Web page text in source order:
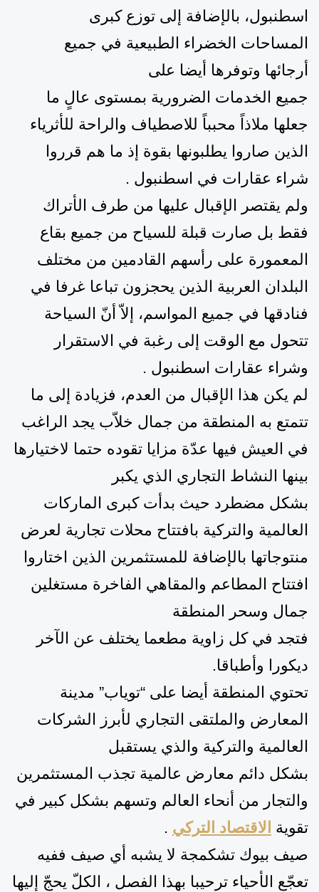
اسطنبول، بالإضافة إلى توزع كبرى
المساحات الخضراء الطبيعية في جميع
أرجائها وتوفر ها أيضا على
جميع الخدمات الضرورية بمستوى عالٍ ما
جعلها ملاذاً محبباً للاصطياف والراحة للأثرياء
الذين صاروا يطلبونها بقوة إذ ما هم قرروا
شراء عقارات في اسطنبول .
ولم يقتصر الإقبال عليها من طرف الأتراك
فقط بل صارت قبلة للسياح من جميع بقاع
المعمورة على رأسهم القادمين من مختلف
البلدان العربية الذين يحجزون تباعا غرفا في
فنادقها في جميع المواسم، إلاّ أنّ السياحة
تتحول مع الوقت إلى رغبة في الاستقرار
وشراء عقارات اسطنبول .
لم يكن هذا الإقبال من العدم، فزيادة إلى ما
تتمتع به المنطقة من جمال خلاّب يجد الراغب
في العيش فيها عدّة مزايا تقوده حتما لاختيارها
بينها
النشاط التجاري الذي يكبر
بشكل مضطرد حيث بدأت كبرى الماركات
العالمية والتركية بافتتاح محلات تجارية لعرض
منتوجاتها بالإضافة للمستثمرين الذين اختاروا
افتتاح المطاعم والمقاهي الفاخرة مستغلين
جمال وسحر المنطقة
فتجد في كل زاوية مطعما يختلف عن الآخر
ديكورا وأطباقا.
تحتوي المنطقة أيضا على “توياب” مدينة
المعارض والملتقى التجاري لأبرز الشركات
العالمية والتركية والذي يستقبل
بشكل دائم معارض عالمية تجذب المستثمرين
والتجار من أنحاء العالم وتسهم بشكل كبير في
تقوية الاقتصاد التركي .
صيف بيوك تشكمجة لا يشبه أي صيف ففيه
تعجّع الأحياء ترحيبا بهذا الفصل ، الكلّ يحجّ إليها